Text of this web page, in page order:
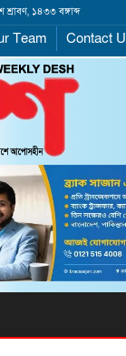
১৪৩৩ বঙ্গাব্দ
Team Contact